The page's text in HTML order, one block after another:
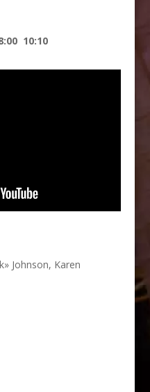
10:10
Johnson, Karen